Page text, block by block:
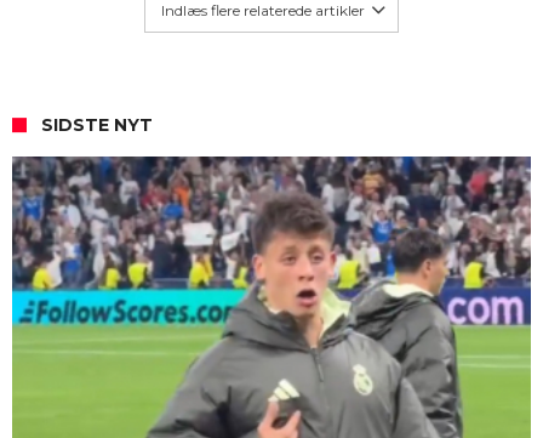
Indlæs flere relaterede artikler
SIDSTE NYT